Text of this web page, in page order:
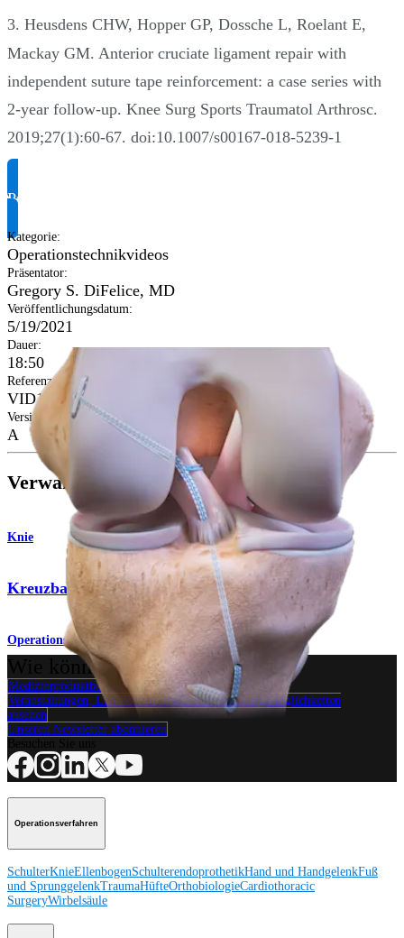
3. Heusdens CHW, Hopper GP, Dossche L, Roelant E,
Mackay GM. Anterior cruciate ligament repair with
independent suture tape reinforcement: a case series with
2-year follow-up. Knee Surg Sports Traumatol Arthrosc.
2019;27(1):60-67. doi:10.1007/s00167-018-5239-1
Produktinformationen anfragen
Kategorie:
Operationstechnikvideos
Präsentator:
Gregory S. DiFelice, MD
Veröffentlichungsdatum:
5/19/2021
Dauer:
18:50
Referenznummer
VID1-002212-en-US
Version
A
Verwandte Seiten
Knie
Kreuzbandnaht
Operationsverfahren
Wie können wir Ihnen helfen?
Medizinproduktberater:in kontaktieren
Veranstaltungen, Lab-Vorführungen und Schulungsmöglichkeiten
ansehen
Unseren Newsletter abonnieren
Operationsverfahren
SchulterKnieEllenbogenSchulterendoprothetikHand und HandgelenkFuß
und SprunggelenkTraumaHüfteOrthobiologieCardiothoracic
SurgeryWirbelsäule